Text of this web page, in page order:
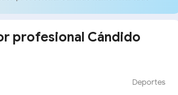
profesional Cándido
Deportes